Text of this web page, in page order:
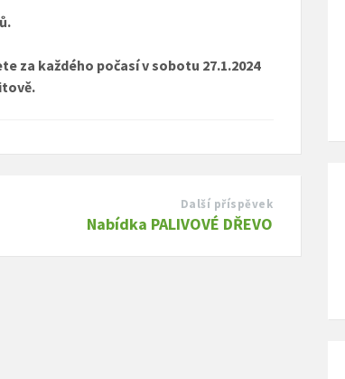
za každého počasí v sobotu 27.1.2024
Další příspěvek
Nabídka PALIVOVÉ DŘEVO